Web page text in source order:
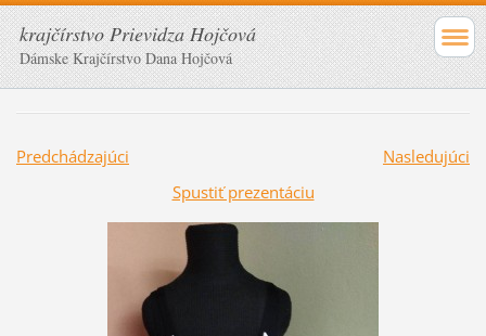
krajčírstvo Prievidza Hojčová
Dámske Krajčírstvo Dana Hojčová
Predchádzajúci
Nasledujúci
Spustiť prezentáciu